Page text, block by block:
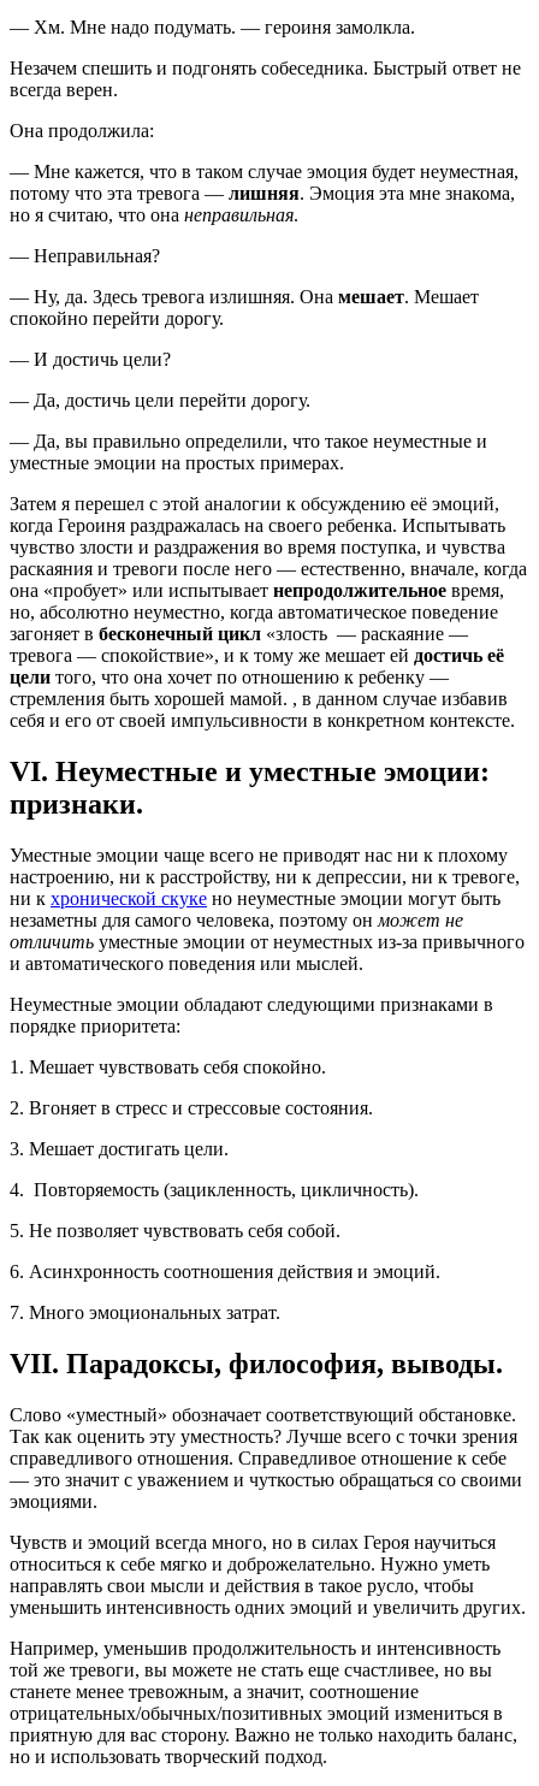
— Хм. Мне надо подумать. — героиня замолкла.
Незачем спешить и подгонять собеседника. Быстрый ответ не
всегда верен.
Она продолжила:
— Мне кажется, что в таком случае эмоция будет неуместная,
потому что эта тревога — лишняя. Эмоция эта мне знакома,
но я считаю, что она неправильная.
— Неправильная?
— Ну, да. Здесь тревога излишняя. Она мешает. Мешает
спокойно перейти дорогу.
— И достичь цели?
— Да, достичь цели перейти дорогу.
— Да, вы правильно определили, что такое неуместные и
уместные эмоции на простых примерах.
Затем я перешел с этой аналогии к обсуждению её эмоций,
когда Героиня раздражалась на своего ребенка. Испытывать
чувство злости и раздражения во время поступка, и чувства
раскаяния и тревоги после него — естественно, вначале, когда
она «пробует» или испытывает непродолжительное время,
но, абсолютно неуместно, когда автоматическое поведение
загоняет в бесконечный цикл «злость — раскаяние —
тревога — спокойствие», и к тому же мешает ей достичь её
цели того, что она хочет по отношению к ребенку —
стремления быть хорошей мамой. , в данном случае избавив
себя и его от своей импульсивности в конкретном контексте.
VI. Неуместные и уместные эмоции:
признаки.
Уместные эмоции чаще всего не приводят нас ни к плохому
настроению, ни к расстройству, ни к депрессии, ни к тревоге,
ни к хронической скуке но неуместные эмоции могут быть
незаметны для самого человека, поэтому он может не
отличить уместные эмоции от неуместных из-за привычного
и автоматического поведения или мыслей.
Неуместные эмоции обладают следующими признаками в
порядке приоритета:
1. Мешает чувствовать себя спокойно.
2. Вгоняет в стресс и стрессовые состояния.
3. Мешает достигать цели.
4. Повторяемость (зацикленность, цикличность).
5. Не позволяет чувствовать себя собой.
6. Асинхронность соотношения действия и эмоций.
7. Много эмоциональных затрат.
VII. Парадоксы, философия, выводы.
Слово «уместный» обозначает соответствующий обстановке.
Так как оценить эту уместность? Лучше всего с точки зрения
справедливого отношения. Справедливое отношение к себе
— это значит с уважением и чуткостью обращаться со своими
эмоциями.
Чувств и эмоций всегда много, но в силах Героя научиться
относиться к себе мягко и доброжелательно. Нужно уметь
направлять свои мысли и действия в такое русло, чтобы
уменьшить интенсивность одних эмоций и увеличить других.
Например, уменьшив продолжительность и интенсивность
той же тревоги, вы можете не стать еще счастливее, но вы
станете менее тревожным, а значит, соотношение
отрицательных/обычных/позитивных эмоций измениться в
приятную для вас сторону. Важно не только находить баланс,
но и использовать творческий подход.